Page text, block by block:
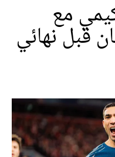
مع
قبل نهائي